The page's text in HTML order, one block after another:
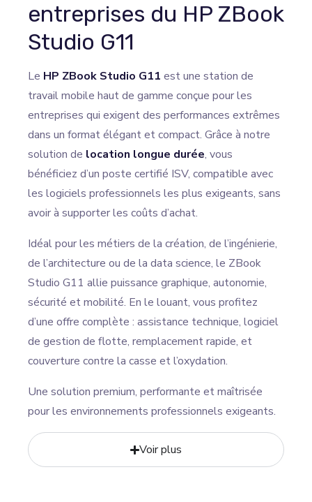
entreprises du HP ZBook
Studio G11
Le HP ZBook Studio G11 est une station de
travail mobile haut de gamme conçue pour les
entreprises qui exigent des performances extrêmes
dans un format élégant et compact. Grâce à notre
solution de location longue durée, vous
bénéficiez d’un poste certifié ISV, compatible avec
les logiciels professionnels les plus exigeants, sans
avoir à supporter les coûts d’achat.
Idéal pour les métiers de la création, de l’ingénierie,
de l’architecture ou de la data science, le ZBook
Studio G11 allie puissance graphique, autonomie,
sécurité et mobilité. En le louant, vous profitez
d’une offre complète : assistance technique, logiciel
de gestion de flotte, remplacement rapide, et
couverture contre la casse et l’oxydation.
Une solution premium, performante et maîtrisée
pour les environnements professionnels exigeants.
Voir plus